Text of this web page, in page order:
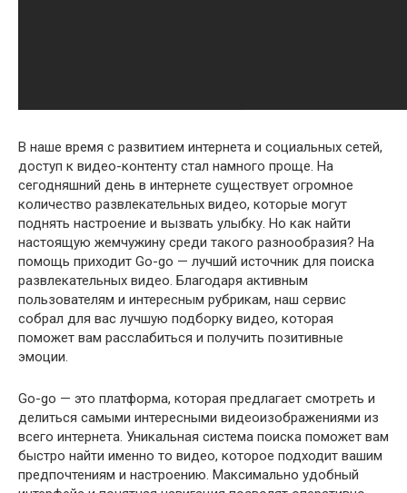
В наше время с развитием интернета и социальных сетей,
доступ к видео-контенту стал намного проще. На
сегодняшний день в интернете существует огромное
количество развлекательных видео, которые могут
поднять настроение и вызвать улыбку. Но как найти
настоящую жемчужину среди такого разнообразия? На
помощь приходит Go-go — лучший источник для поиска
развлекательных видео. Благодаря активным
пользователям и интересным рубрикам, наш сервис
собрал для вас лучшую подборку видео, которая
поможет вам расслабиться и получить позитивные
эмоции.
Go-go — это платформа, которая предлагает смотреть и
делиться самыми интересными видеоизображениями из
всего интернета. Уникальная система поиска поможет вам
быстро найти именно то видео, которое подходит вашим
предпочтениям и настроению. Максимально удобный